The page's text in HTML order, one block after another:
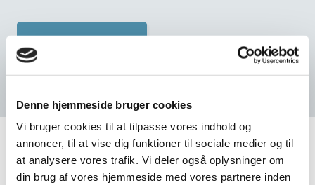
Denne hjemmeside bruger cookies
Vi bruger cookies til at tilpasse vores indhold og
annoncer, til at vise dig funktioner til sociale medier og til
at analysere vores trafik. Vi deler også oplysninger om
din brug af vores hjemmeside med vores partnere inden